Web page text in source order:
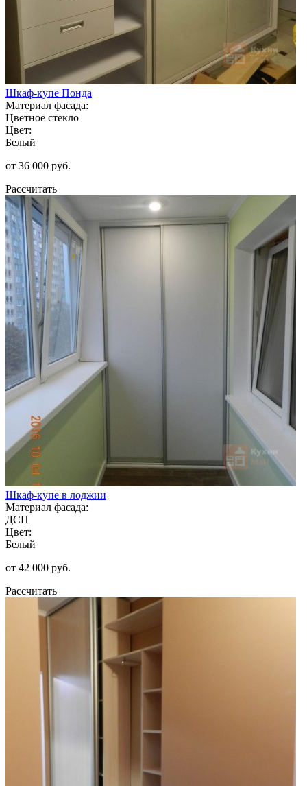
Шкаф-купе Понда
Материал фасада:
Цветное стекло
Цвет:
Белый
от 36 000 руб.
Рассчитать
Шкаф-купе в лоджии
Материал фасада:
ДСП
Цвет:
Белый
от 42 000 руб.
Рассчитать